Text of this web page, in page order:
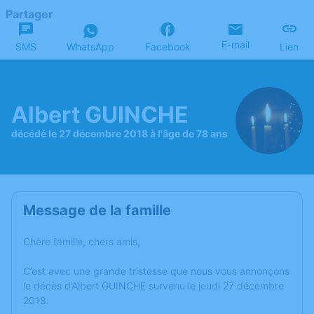
Partager
SMS WhatsApp Facebook E-mail Lien
Albert GUINCHE
décédé le 27 décembre 2018 à l'âge de 78 ans
Message de la famille
Chère famille, chers amis,
C’est avec une grande tristesse que nous vous annonçons
le décès d’Albert GUINCHE survenu le jeudi 27 décembre
2018.